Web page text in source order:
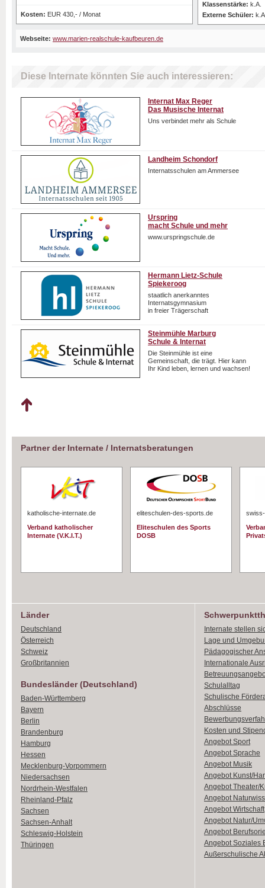
Kosten: EUR 430,- / Monat
Klassenstärke: k.A.
Externe Schüler:
Webseite: www.marien-realschule-kaufbeuren.de
Diese Internate könnten Sie auch interessieren:
Internat Max Reger
Das Musische Internat
Uns verbindet mehr als Schule
Landheim Schondorf
Internatsschulen am Ammersee
Urspring
macht Schule und mehr
www.urspringschule.de
Hermann Lietz-Schule
Spiekeroog
staatlich anerkanntes
Internatsgymnasium
in freier Trägerschaft
Steinmühle Marburg
Schule & Internat
Die Steinmühle ist eine
Gemeinschaft, die trägt. Hier kann
Ihr Kind leben, lernen und wachsen!
Partner der Internate / Internatsberatungen
katholische-internate.de
Verband katholischer
Internate (V.K.I.T.)
eliteschulen-des-sports.de
Eliteschulen des Sports
DOSB
Länder
Deutschland
Österreich
Schweiz
Großbritannien
Bundesländer (Deutschland)
Baden-Württemberg
Bayern
Berlin
Brandenburg
Hamburg
Hessen
Mecklenburg-Vorpommern
Niedersachsen
Nordrhein-Westfalen
Rheinland-Pfalz
Sachsen
Sachsen-Anhalt
Schleswig-Holstein
Thüringen
Internate stellen
Lage und
Pädagogischer
Internationale
Schulalltag
Schulische
Abschlüsse
Kosten und
Angebot Sport
Angebot Sprache
Angebot Musik
Angebot Kunst/
Angebot Theater/
Angebot
Angebot Wirtschaft
Angebot Natur/
Angebot
Angebot Soziales
Außerschulische